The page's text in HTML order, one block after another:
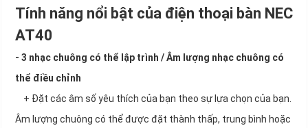
Tính năng nổi bật của điện thoại bàn NEC
AT40
- 3 nhạc chuông có thể lập trình / Âm lượng nhạc chuông có
thể điều chỉnh
+ Đặt các âm số yêu thích của bạn theo sự lựa chọn của bạn.
Âm lượng chuông có thể được đặt thành thấp, trung bình hoặc